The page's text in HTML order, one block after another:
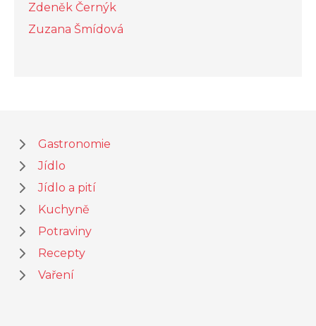
Zdeněk Černýk
Zuzana Šmídová
Gastronomie
Jídlo
Jídlo a pití
Kuchyně
Potraviny
Recepty
Vaření